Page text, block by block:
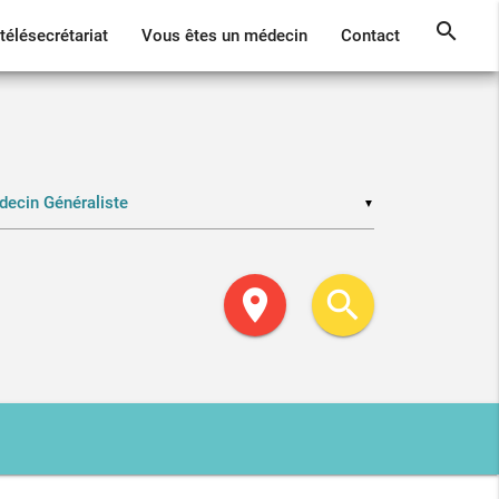
Vous êtes un médecin Contact search
▼
location_on search